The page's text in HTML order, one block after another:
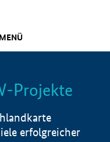
MENÜ
Info
Projekte
erfolgreicher